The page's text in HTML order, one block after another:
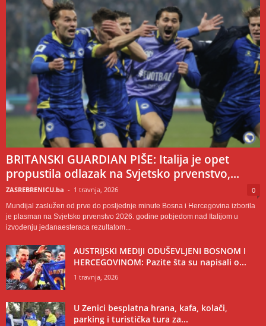
BRITANSKI GUARDIAN PIŠE: Italija je opet
propustila odlazak na Svjetsko prvenstvo,...
ZASREBRENICU.ba - 1 travnja, 2026 0
Mundijal zaslužen od prve do posljednje minute Bosna i Hercegovina izborila
je plasman na Svjetsko prvenstvo 2026. godine pobjedom nad Italijom u
izvođenju jedanaesteraca rezultatom...
AUSTRIJSKI MEDIJI ODUŠEVLJENI BOSNOM I
HERCEGOVINOM: Pazite šta su napisali o...
1 travnja, 2026
U Zenici besplatna hrana, kafa, kolači,
parking i turistička tura za...